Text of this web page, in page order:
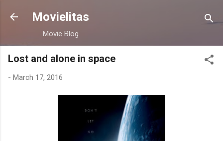
Skip to main content
Movielitas
Movie Blog
Lost and alone in space
- March 17, 2016